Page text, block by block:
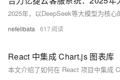
nefelibata 617
React 中集成 Chart.js 图表库